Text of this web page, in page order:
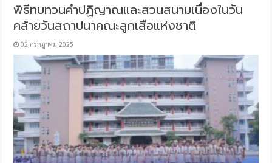
พิธีทบทวนคำปฏิญาณและสวนสนามเนื่องในวัน
คล้ายวันสถาปนาคณะลูกเสือแห่งชาติ
02 กรกฎาคม 2025